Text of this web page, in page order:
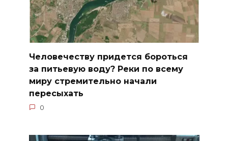
Человечеству придется бороться
за питьевую воду? Реки по всему
миру стремительно начали
пересыхать
0